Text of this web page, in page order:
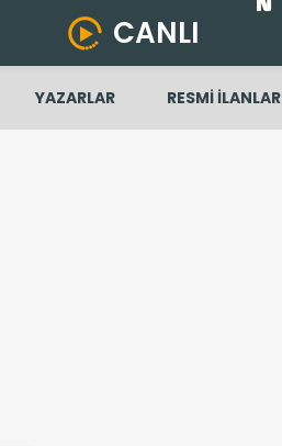
CANLI
YAZARLAR RESMİ İLANLAR